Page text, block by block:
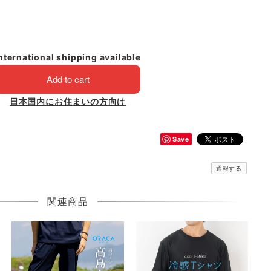
shipping available
Add to cart
日本国内にお住まいの方向け
Save
通報する
関連商品